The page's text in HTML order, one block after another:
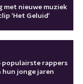
met nieuwe muziek
'Het Geluid'
populairste rappers
hun jonge jaren